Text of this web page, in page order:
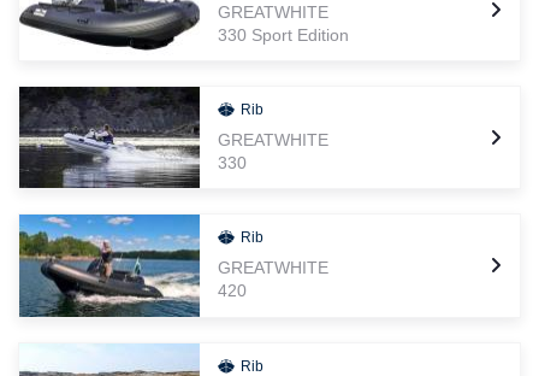
GREATWHITE
330 Sport Edition
Rib
GREATWHITE
330
Rib
GREATWHITE
420
Rib